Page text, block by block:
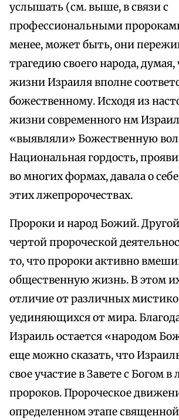
услышать (см. выше, в связи с
профессиональными
менее, может быть, они
трагедию своего народа, думая,
жизни Израиля вполне
божественному. Исходя из
жизни современного нм
«выявляли» Божественную
Национальная гордость,
во многих формах, давала о
этих лжепророчествах.
Пророки и народ Божий.
чертой пророческой
то, что пророки активно
общественную жизнь. В этом
отличие от различных
уединяющихся от мира.
Израиль остается «народом
еще можно сказать, что
свое участие в Завете с Богом в
пророков. Пророческое
определенном этапе